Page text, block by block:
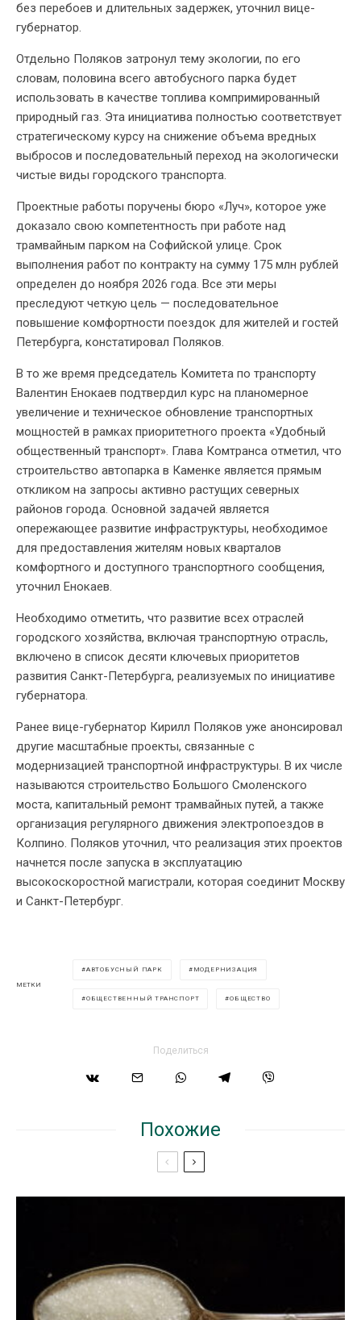
без перебоев и длительных задержек, уточнил вице-
губернатор.
Отдельно Поляков затронул тему экологии, по его
словам, половина всего автобусного парка будет
использовать в качестве топлива компримированный
природный газ. Эта инициатива полностью соответствует
стратегическому курсу на снижение объема вредных
выбросов и последовательный переход на экологически
чистые виды городского транспорта.
Проектные работы поручены бюро «Луч», которое уже
доказало свою компетентность при работе над
трамвайным парком на Софийской улице. Срок
выполнения работ по контракту на сумму 175 млн рублей
определен до ноября 2026 года. Все эти меры
преследуют четкую цель — последовательное
повышение комфортности поездок для жителей и гостей
Петербурга, констатировал Поляков.
В то же время председатель Комитета по транспорту
Валентин Енокаев подтвердил курс на планомерное
увеличение и техническое обновление транспортных
мощностей в рамках приоритетного проекта «Удобный
общественный транспорт». Глава Комтранса отметил, что
строительство автопарка в Каменке является прямым
откликом на запросы активно растущих северных
районов города. Основной задачей является
опережающее развитие инфраструктуры, необходимое
для предоставления жителям новых кварталов
комфортного и доступного транспортного сообщения,
уточнил Енокаев.
Необходимо отметить, что развитие всех отраслей
городского хозяйства, включая транспортную отрасль,
включено в список десяти ключевых приоритетов
развития Санкт-Петербурга, реализуемых по инициативе
губернатора.
Ранее вице-губернатор Кирилл Поляков уже анонсировал
другие масштабные проекты, связанные с
модернизацией транспортной инфраструктуры. В их числе
называются строительство Большого Смоленского
моста, капитальный ремонт трамвайных путей, а также
организация регулярного движения электропоездов в
Колпино. Поляков уточнил, что реализация этих проектов
начнется после запуска в эксплуатацию
высокоскоростной магистрали, которая соединит Москву
и Санкт-Петербург.
МЕТКИ
АВТОБУСНЫЙ ПАРК МОДЕРНИЗАЦИЯ
ОБЩЕСТВЕННЫЙ ТРАНСПОРТ ОБЩЕСТВО
Поделиться
Похожие